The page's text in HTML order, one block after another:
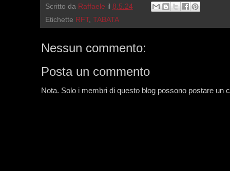
Scritto da Raffaele il 8.5.24
Etichette RFT, TABATA
Nessun commento:
Posta un commento
Nota. Solo i membri di questo blog possono postare un